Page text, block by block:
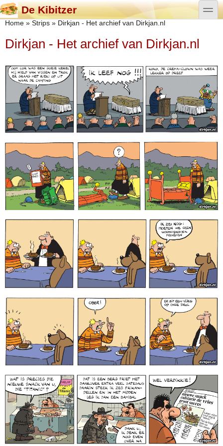
Overslaan en naar de algemene inhoud gaan
Skip to search
De Kibitzer
toggle
U bent hier
Home » Strips » Dirkjan - Het archief van Dirkjan.nl
Dirkjan - Het archief van Dirkjan.nl